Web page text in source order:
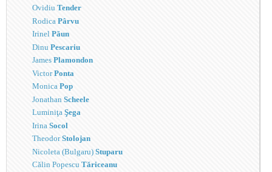
OvidiuTender
RodicaPârvu
IrinelPăun
DinuPescariu
JamesPlamondon
VictorPonta
MonicaPop
JonathanScheele
LuminiţaŞega
IrinaSocol
TheodorStolojan
Nicoleta (Bulgaru)Stuparu
Călin PopescuTăriceanu